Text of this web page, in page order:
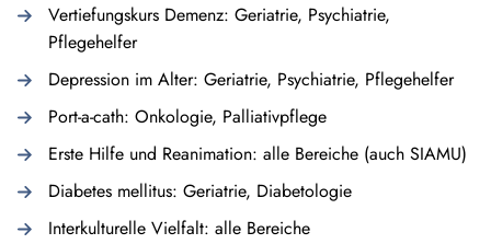
Vertiefungskurs Demenz: Geriatrie, Psychiatrie,
Pflegehelfer
Depression im Alter: Geriatrie, Psychiatrie, Pflegehelfer
Port-a-cath: Onkologie, Palliativpflege
Erste Hilfe und Reanimation: alle Bereiche (auch SIAMU)
Diabetes mellitus: Geriatrie, Diabetologie
Interkulturelle Vielfalt: alle Bereiche